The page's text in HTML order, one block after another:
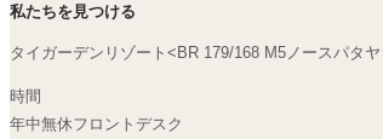
私たちを見つける
タイガーデンリゾート<BR 179/168 M5ノースパタ
時間
年中無休フロントデスク